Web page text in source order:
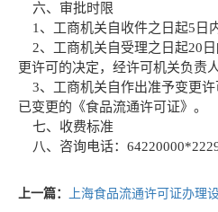
六、审批时限
1、工商机关自收件之日起5日
2、工商机关自受理之日起20日
更许可的决定，经许可机关负责
3、工商机关自作出准予变更许
已变更的《食品流通许可证》。
七、收费标准
八、咨询电话：
上一篇： 上海食品流通许可证办理